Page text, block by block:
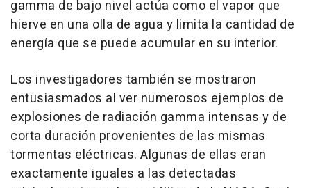
gamma de bajo nivel actúa como el vapor que
hierve en una olla de agua y limita la cantidad de
energía que se puede acumular en su interior.
Los investigadores también se mostraron
entusiasmados al ver numerosos ejemplos de
explosiones de radiación gamma intensas y de
corta duración provenientes de las mismas
tormentas eléctricas. Algunas de ellas eran
exactamente iguales a las detectadas